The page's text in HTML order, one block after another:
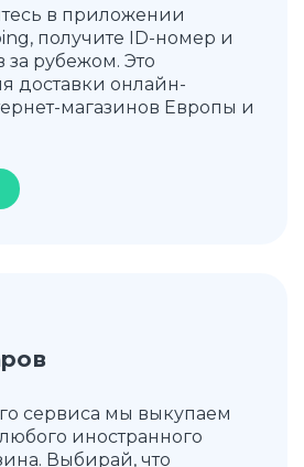
в приложении
получите ID-номер и
за рубежом. Это
доставки онлайн-
магазинов Европы и
сервиса мы выкупаем
иностранного
Выбирай, что